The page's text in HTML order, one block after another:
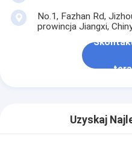
No.1, Fazhan Rd,
prowincja Jiangxi,
Uzyskaj